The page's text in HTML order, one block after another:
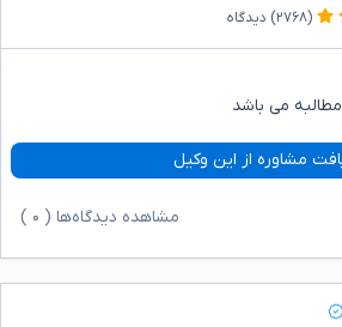
(۲۷۶۸) دیدگاه
می باشد
مشاوره از این وکیل
مشاهده دیدگاه‌ها ( ۰